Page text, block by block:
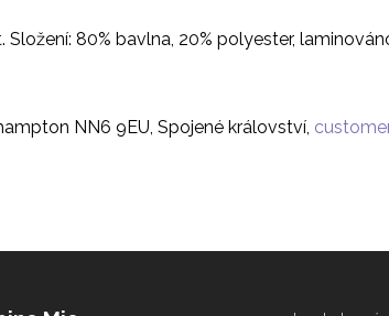
80% bavlna, 20% polyester,
NN6 9EU, Spojené království,